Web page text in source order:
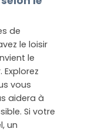
de
le loisir
le
vous
aidera à
Si votre
un